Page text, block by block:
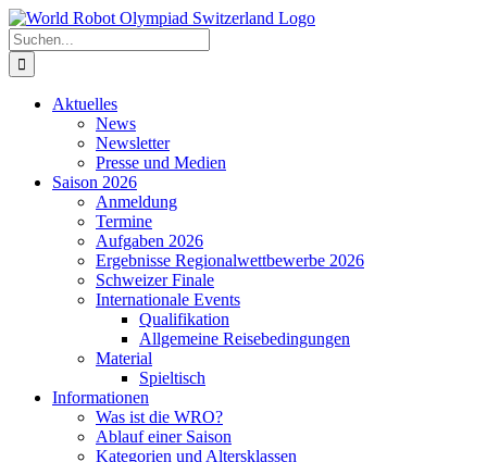
Zum
Inhalt
springen
Suche
nach:
Aktuelles
News
Newsletter
Presse und Medien
Saison 2026
Anmeldung
Termine
Aufgaben 2026
Ergebnisse Regionalwettbewerbe 2026
Schweizer Finale
Internationale Events
Qualifikation
Allgemeine Reisebedingungen
Material
Spieltisch
Informationen
Was ist die WRO?
Ablauf einer Saison
Kategorien und Altersklassen